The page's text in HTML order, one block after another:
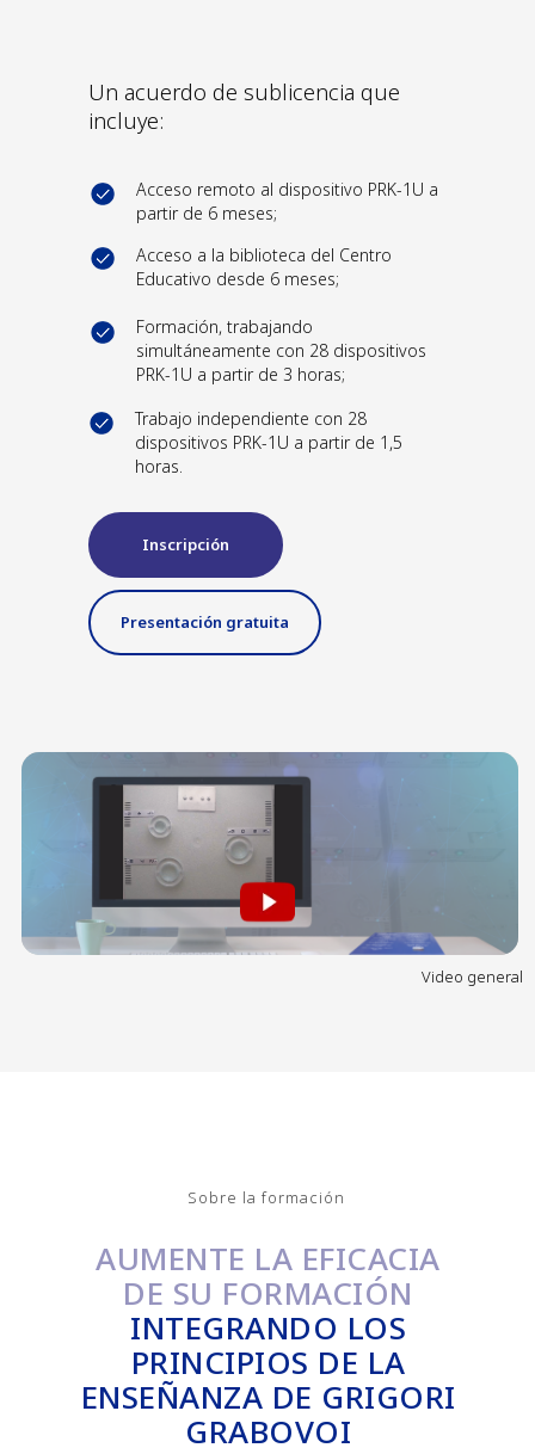
Inscripción
Un acuerdo de sublicencia que
incluye:
Acceso remoto al dispositivo PRK-1U a
partir de 6 meses;
Acceso a la biblioteca del Centro
Educativo desde 6 meses;
Formación, trabajando
simultáneamente con 28 dispositivos
PRK-1U a partir de 3 horas;
Trabajo independiente con 28
dispositivos PRK-1U a partir de 1,5
horas.
Video general
Presentación gratuita
AUMENTE LA EFICACIA
DE SU FORMACIÓN
INTEGRANDO LOS
PRINCIPIOS DE LA
ENSEÑANZA DE GRIGORI
GRABOVOI
Sobre la formación